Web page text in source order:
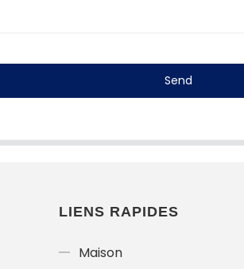
Send
LIENS RAPIDES
Maison